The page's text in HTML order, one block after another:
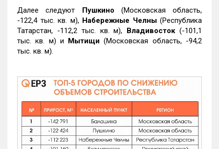
Далее следуют Пушкино (Московская область,
-122,4 тыс. кв. м), Набережные Челны(Республика
Татарстан, -112,2 тыс. кв. м), Владивосток(-101,1
тыс. кв. м) и Мытищи (Московская область, -94,2
тыс. кв. м).